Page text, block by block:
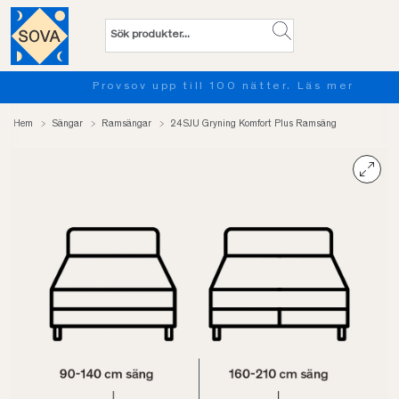
Provsov upp till 100 nätter. Läs mer
Hem Sängar Ramsängar 24SJU Gryning Komfort Plus Ramsäng